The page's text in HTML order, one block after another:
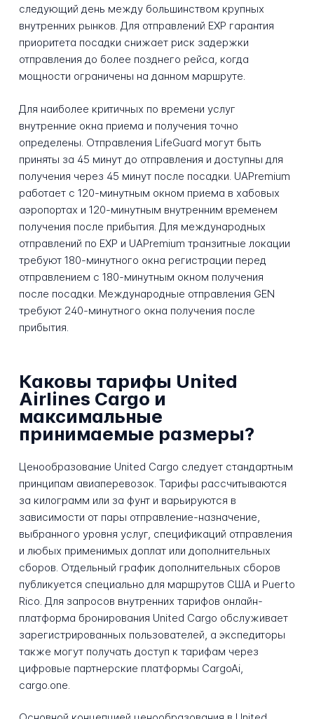
следующий день между большинством крупных
внутренних рынков. Для отправлений EXP гарантия
приоритета посадки снижает риск задержки
отправления до более позднего рейса, когда
мощности ограничены на данном маршруте.
Для наиболее критичных по времени услуг
внутренние окна приема и получения точно
определены. Отправления LifeGuard могут быть
приняты за 45 минут до отправления и доступны для
получения через 45 минут после посадки. UAPremium
работает с 120-минутным окном приема в хабовых
аэропортах и 120-минутным внутренним временем
получения после прибытия. Для международных
отправлений по EXP и UAPremium транзитные локации
требуют 180-минутного окна регистрации перед
отправлением с 180-минутным окном получения
после посадки. Международные отправления GEN
требуют 240-минутного окна получения после
прибытия.
Каковы тарифы United
Airlines Cargo и
максимальные
принимаемые размеры?
Ценообразование United Cargo следует стандартным
принципам авиаперевозок. Тарифы рассчитываются
за килограмм или за фунт и варьируются в
зависимости от пары отправление-назначение,
выбранного уровня услуг, спецификаций отправления
и любых применимых доплат или дополнительных
сборов. Отдельный график дополнительных сборов
публикуется специально для маршрутов США и Puerto
Rico. Для запросов внутренних тарифов онлайн-
платформа бронирования United Cargo обслуживает
зарегистрированных пользователей, а экспедиторы
также могут получать доступ к тарифам через
цифровые партнерские платформы CargoAi,
cargo.one.